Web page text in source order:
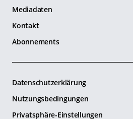
Mediadaten
Kontakt
Abonnements
Datenschutzerklärung
Nutzungsbedingungen
Privatsphäre-Einstellungen